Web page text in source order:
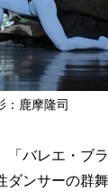
：鹿摩隆司
バレエ・ブ
ンサーの群